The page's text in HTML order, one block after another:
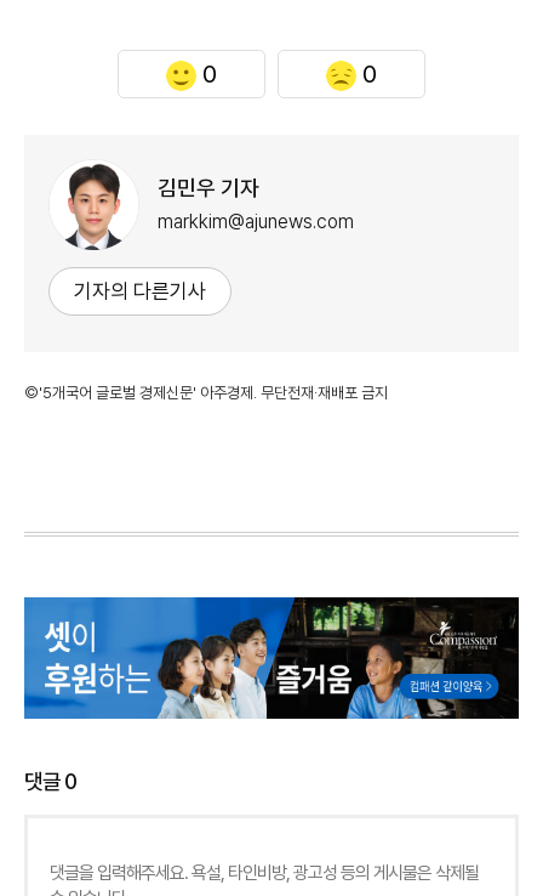
0 0
김민우 기자
markkim@ajunews.com
기자의 다른기사
©'5개국어 글로벌 경제신문' 아주경제. 무단전재·재배포 금지
댓글0